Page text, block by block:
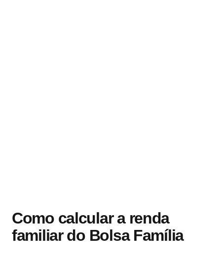
Como calcular a renda
familiar do Bolsa Família